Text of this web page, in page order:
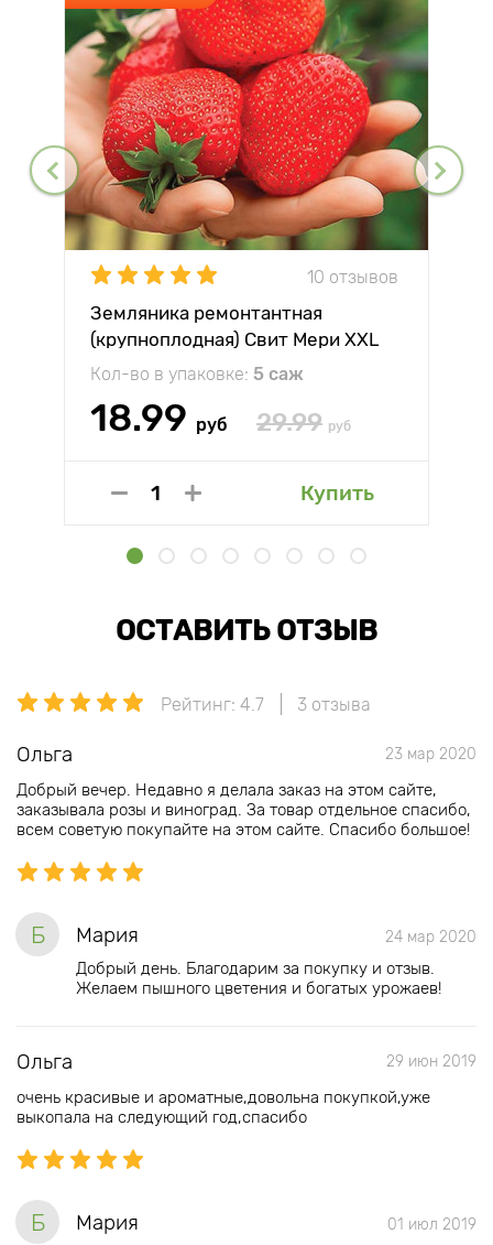
10 отзывов
Земляника ремонтантная
(крупноплодная) Свит Мери XXL
Кол-во в упаковке: 5 саж
18.99 руб 29.99 руб
Купить
ОСТАВИТЬ ОТЗЫВ
Рейтинг: 4.7 3 отзыва
Ольга 23 мар 2020
Добрый вечер. Недавно я делала заказ на этом сайте,
заказывала розы и виноград. За товар отдельное спасибо,
всем советую покупайте на этом сайте. Спасибо большое!
Б Мария 24 мар 2020
Добрый день. Благодарим за покупку и отзыв.
Желаем пышного цветения и богатых урожаев!
Ольга 29 июн 2019
очень красивые и ароматные,довольна покупкой,уже
выкопала на следующий год,спасибо
Б Мария 01 июл 2019